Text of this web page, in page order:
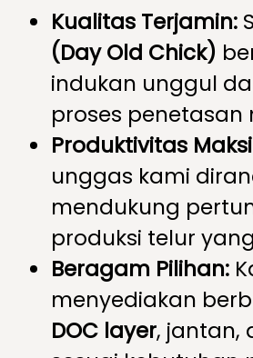
Kualitas Terjamin:
(Day Old Chick)
indukan unggul
proses penetasan
Produktivitas
unggas kami
mendukung
produksi telur
Beragam Pilihan:
menyediakan
DOC layer, jantan,